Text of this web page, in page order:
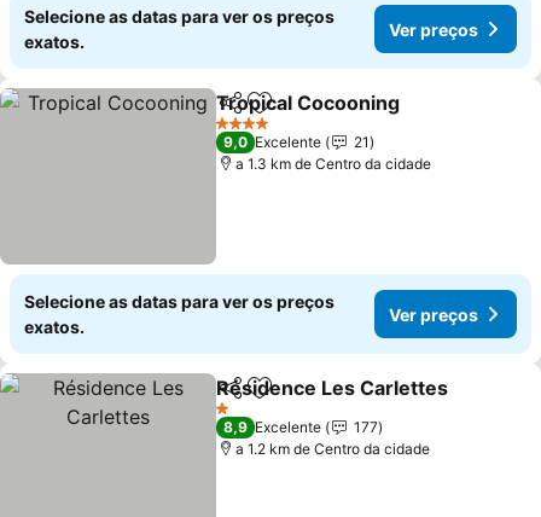
Selecione as datas para ver os preços
exatos.
Ver preços
PartilharAdicionar aos favoritos
Tropical Cocooning
4 Estrelas
9,0 Excelente
21
a 1.3 km de Centro da cidade
Selecione as datas para ver os preços
exatos.
Ver preços
PartilharAdicionar aos favoritos
Résidence Les Carlettes
1 Estrelas
8,9 Excelente
177
a 1.2 km de Centro da cidade